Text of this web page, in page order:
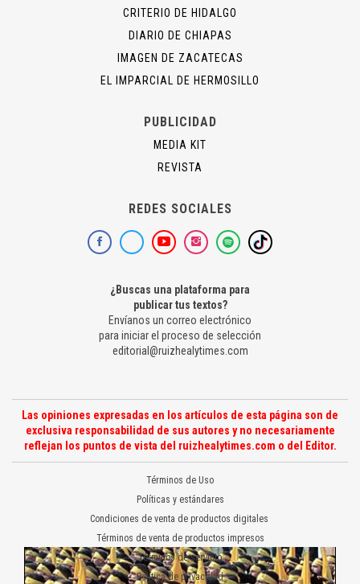
CRITERIO DE HIDALGO
DIARIO DE CHIAPAS
IMAGEN DE ZACATECAS
EL IMPARCIAL DE HERMOSILLO
PUBLICIDAD
MEDIA KIT
REVISTA
REDES SOCIALES
¿Buscas una plataforma para
publicar tus textos?
Envíanos un correo electrónico
para iniciar el proceso de selección
editorial@ruizhealytimes.com
Las opiniones expresadas en los artículos de esta página son de
exclusiva responsabilidad de sus autores y no necesariamente
reflejan los puntos de vista del ruizhealytimes.com o del Editor.
Términos de Uso
Políticas y estándares
Condiciones de venta de productos digitales
Términos de venta de productos impresos
Términos de servicio
Política de privacidad